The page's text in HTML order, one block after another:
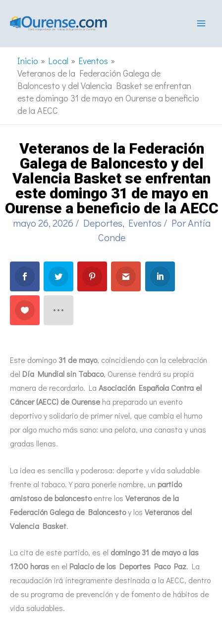
Inicio Local
Eventos
Veteranos de la Federación Galega de
Baloncesto y del Valencia Basket se enfrentan
este domingo 31 de mayo en Ourense a beneficio
de la AECC
Veteranos de la Federación
Galega de Baloncesto y del
Valencia Basket se enfrentan
este domingo 31 de mayo en
Ourense a beneficio de la AECC
mayo 26, 2026 / Deportes, Eventos / PorAntía
Conde
Este domingo 31 de mayo, coincidiendo con la celebración
del Día Mundial sin Tabaco, Ourense tendrá su propia
manera de recordarlo. La Asociación Española Contra el
Cáncer (AECC) de Ourense ha preparado un evento
deportivo y solidario de primer nivel, que cambia el humo
por algo mucho más sano: una pelota, una canasta y unas
gradas llenas.
La idea es sencilla y poderosa: deporte y vida saludable
frente al tabaco. Y para ponerle nombre, un partido
amistoso de baloncestoentre los Veteranos de la
Federación Galega de Baloncestoy los Veteranos del
Valencia Basket.
La cita de este partido, es el domingo 31 de mayo a las
17:00 horas en el Palacio de los Deportes Paco Paz. La
recaudación irá íntegramente destinada a la AECC, dentro
de su programa de prevención y de fomento de hábitos de
vida saludables.